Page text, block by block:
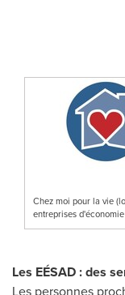
Chez moi pour la vie
entreprises
Les EÉSAD : des
Les personnes